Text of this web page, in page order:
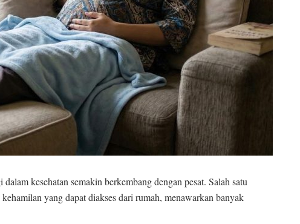
kesehatan semakin berkembang dengan pesat. Salah satu
yang dapat diakses dari rumah, menawarkan banyak